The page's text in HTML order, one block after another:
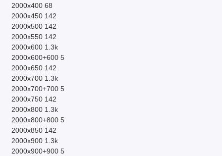
2000х400 68
2000х450 142
2000х500 142
2000х550 142
2000х600 1.3k
2000х600+600 5
2000х650 142
2000х700 1.3k
2000х700+700 5
2000х750 142
2000х800 1.3k
2000х800+800 5
2000х850 142
2000х900 1.3k
2000х900+900 5